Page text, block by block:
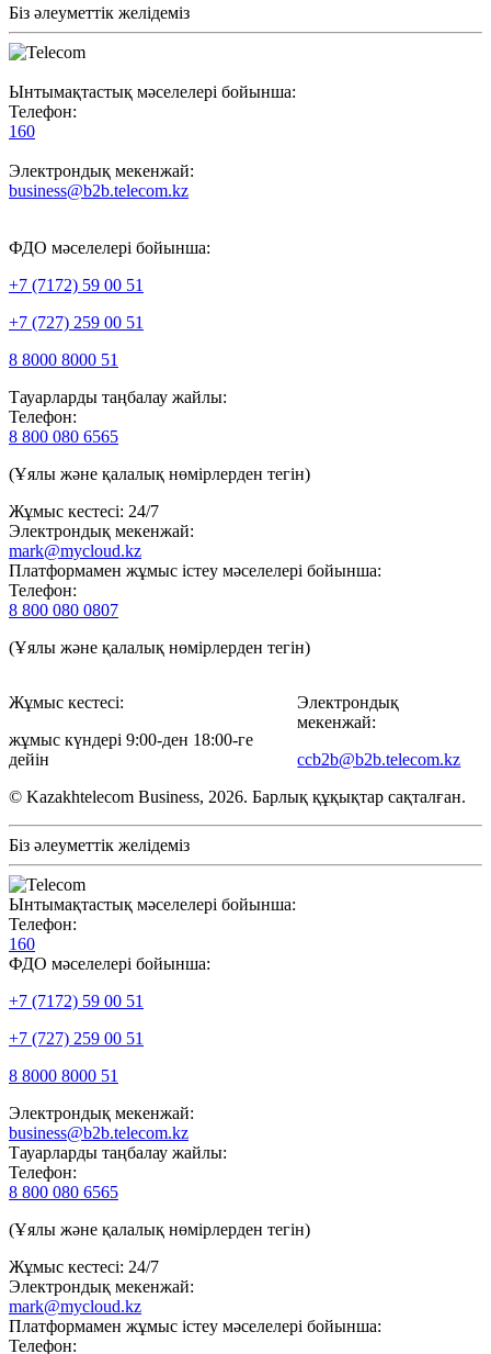
Біз әлеуметтік желідеміз
Ынтымақтастық мәселелері бойынша:
Телефон:
160
Электрондық мекенжай:
business@b2b.telecom.kz
ФДО мәселелері бойынша:
+7 (7172) 59 00 51
+7 (727) 259 00 51
8 8000 8000 51
Тауарларды таңбалау жайлы:
Телефон:
8 800 080 6565
(Ұялы және қалалық нөмірлерден тегін)
Жұмыс кестесі: 24/7
Электрондық мекенжай:
mark@mycloud.kz
Платформамен жұмыс істеу мәселелері бойынша:
Телефон:
8 800 080 0807
(Ұялы және қалалық нөмірлерден тегін)
Жұмыс кестесі:
жұмыс күндері 9:00-ден 18:00-ге
дейін
Электрондық
мекенжай:
ccb2b@b2b.telecom.kz
© Kazakhtelecom Business, 2026. Барлық құқықтар сақталған.
Біз әлеуметтік желідеміз
Ынтымақтастық мәселелері бойынша:
Телефон:
160
ФДО мәселелері бойынша:
+7 (7172) 59 00 51
+7 (727) 259 00 51
8 8000 8000 51
Электрондық мекенжай:
business@b2b.telecom.kz
Тауарларды таңбалау жайлы:
Телефон:
8 800 080 6565
(Ұялы және қалалық нөмірлерден тегін)
Жұмыс кестесі: 24/7
Электрондық мекенжай:
mark@mycloud.kz
Платформамен жұмыс істеу мәселелері бойынша:
Телефон: